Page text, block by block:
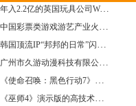
年入2.2亿的英国玩具公司Wow! Stuff被收购！
中国彩票类游戏游艺产业火红现状深度分析
韩国顶流IP“邦邦的日常”闪现深圳
广州市久游动漫科技有限公司：创新驱动，引领游艺产业新浪潮
《使命召唤：黑色行动7》问题多多：或将重蹈覆辙
《巫师4》演示版的高技术力能在PS5上复现吗？数毛社以为很有或许！